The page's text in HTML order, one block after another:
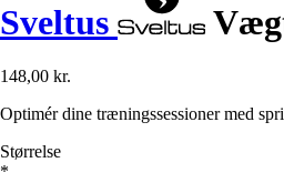
Sveltus
148,00 kr.
Optimér dine træningssessioner med
Størrelse
*